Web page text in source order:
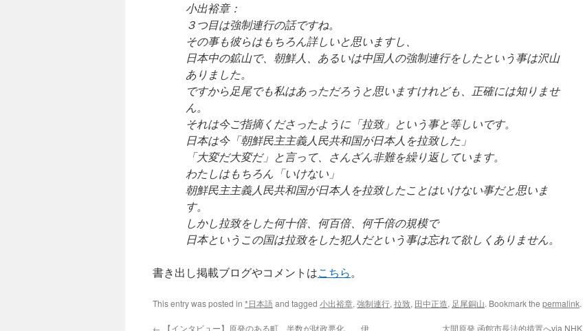
小出裕章：
３つ目は強制連行の話ですね。
その事も彼らはもちろん詳しいと思いますし、
日本中の鉱山で、朝鮮人、あるいは中国人の強制連行をしたという事は沢山
ありました。
ですから足尾でも私はあっただろうと思いますけれども、正確には知りませ
ん。
それは今ご指摘くださったように「拉致」という事と等しいです。
日本は今「朝鮮民主主義人民共和国が日本人を拉致した」
「大変だ大変だ」と言って、さんざん非難を繰り返しています。
わたしはもちろん「いけない」
朝鮮民主主義人民共和国が日本人を拉致したことはいけない事だと思いま
す。
しかし拉致をした何十倍、何百倍、何千倍の規模で
日本というこの国は拉致をした犯人だという事は忘れて欲しくありません。
書き出し掲載ブログやコメントはこちら。
This entry was posted in *日本語and tagged 小出裕章, 強制連行, 拉致, 田中正造, 足尾銅山. Bookmark the permalink.
← 【インタビュー】原発のある町、半数が財政悪化 伊
大間原発 函館市長法的措置へvia NHK